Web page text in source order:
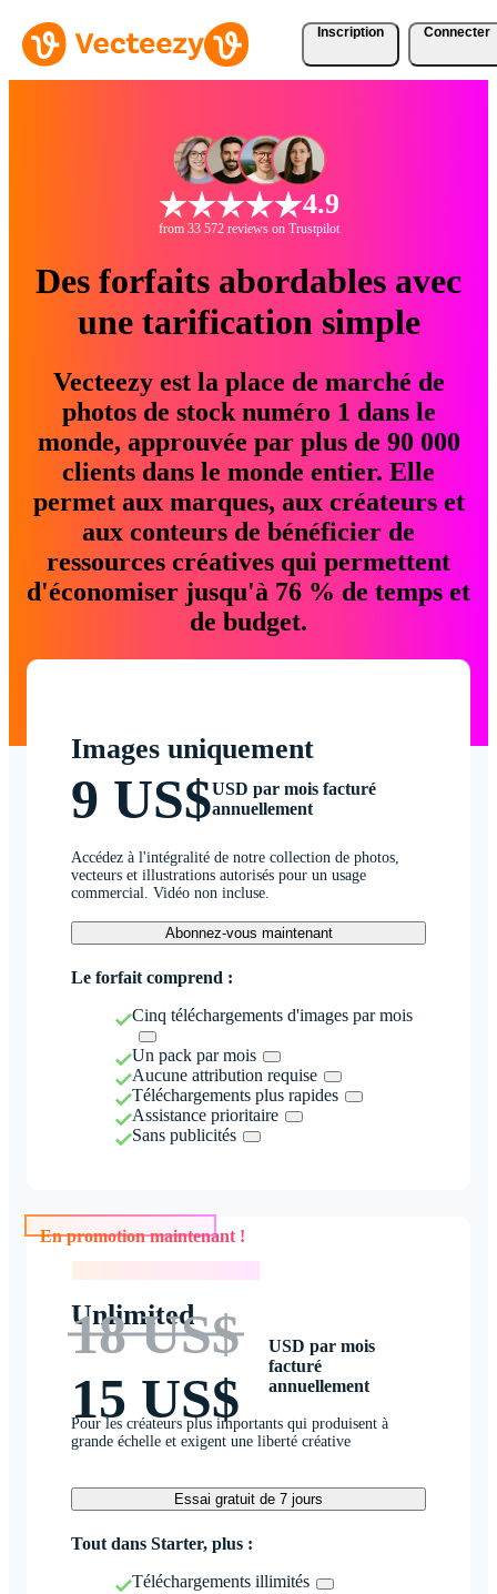
Inscription Connecter
4.9
from 33 572 reviews on Trustpilot
Des forfaits abordables avec
une tarification simple
Vecteezy est la place de marché de
photos de stock numéro 1 dans le
monde, approuvée par plus de 90 000
clients dans le monde entier. Elle
permet aux marques, aux créateurs et
aux conteurs de bénéficier de
ressources créatives qui permettent
d'économiser jusqu'à 76 % de temps et
de budget.
Images uniquement
9 US$USD par mois facturé
annuellement
Accédez à l'intégralité de notre collection de photos,
vecteurs et illustrations autorisés pour un usage
commercial. Vidéo non incluse.
Abonnez-vous maintenant
Le forfait comprend :
Cinq téléchargements d'images par mois
Un pack par mois
Aucune attribution requise
Téléchargements plus rapides
Assistance prioritaire
Sans publicités
En promotion maintenant !
Unlimited
18 US$
15 US$
USD par mois
facturé
annuellement
Pour les créateurs plus importants qui produisent à
grande échelle et exigent une liberté créative
Essai gratuit de 7 jours
Tout dans Starter, plus :
Téléchargements illimités